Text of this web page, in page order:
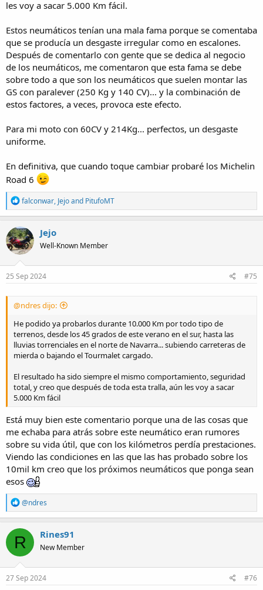
les voy a sacar 5.000 Km fácil.
Estos neumáticos tenían una mala fama porque se comentaba
que se producía un desgaste irregular como en escalones.
Después de comentarlo con gente que se dedica al negocio
de los neumáticos, me comentaron que esta fama se debe
sobre todo a que son los neumáticos que suelen montar las
GS con paralever (250 Kg y 140 CV)... y la combinación de
estos factores, a veces, provoca este efecto.
Para mi moto con 60CV y 214Kg... perfectos, un desgaste
uniforme.
En definitiva, que cuando toque cambiar probaré los Michelin
Road 6
R
e
a
c
t
i
o
n
s
falconwar, Jejoand PitufoMT
Jejo
Well-Known Member
25 Sep 2024 #75
@ndres dijo:
He podido ya probarlos durante 10.000 Km por todo tipo de
terrenos, desde los 45 grados de este verano en el sur, hasta las
lluvias torrenciales en el norte de Navarra... subiendo carreteras de
mierda o bajando el Tourmalet cargado.
El resultado ha sido siempre el mismo comportamiento, seguridad
total, y creo que después de toda esta tralla, aún les voy a sacar
5.000 Km fácil
Está muy bien este comentario porque una de las cosas que
me echaba para atrás sobre este neumático eran rumores
sobre su vida útil, que con los kilómetros perdía prestaciones.
Viendo las condiciones en las que las has probado sobre los
10mil km creo que los próximos neumáticos que ponga sean
esos
R
e
a
c
t
i
o
n
s
@ndres
R Rines91
New Member
27 Sep 2024 #76